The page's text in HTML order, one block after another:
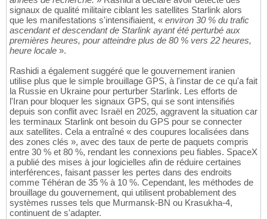
signaux de qualité militaire ciblant les satellites Starlink alors
que les manifestations s'intensifiaient, « environ 30 % du trafic
ascendant et descendant de Starlink ayant été perturbé aux
premières heures, pour atteindre plus de 80 % vers 22 heures,
heure locale ».
Rashidi a également suggéré que le gouvernement iranien
utilise plus que le simple brouillage GPS, à l'instar de ce qu'a fait
la Russie en Ukraine pour perturber Starlink. Les efforts de
l'Iran pour bloquer les signaux GPS, qui se sont intensifiés
depuis son conflit avec Israël en 2025, aggravent la situation car
les terminaux Starlink ont besoin du GPS pour se connecter
aux satellites. Cela a entraîné « des coupures localisées dans
des zones clés », avec des taux de perte de paquets compris
entre 30 % et 80 %, rendant les connexions peu fiables. SpaceX
a publié des mises à jour logicielles afin de réduire certaines
interférences, faisant passer les pertes dans des endroits
comme Téhéran de 35 % à 10 %. Cependant, les méthodes de
brouillage du gouvernement, qui utilisent probablement des
systèmes russes tels que Murmansk-BN ou Krasukha-4,
continuent de s'adapter.